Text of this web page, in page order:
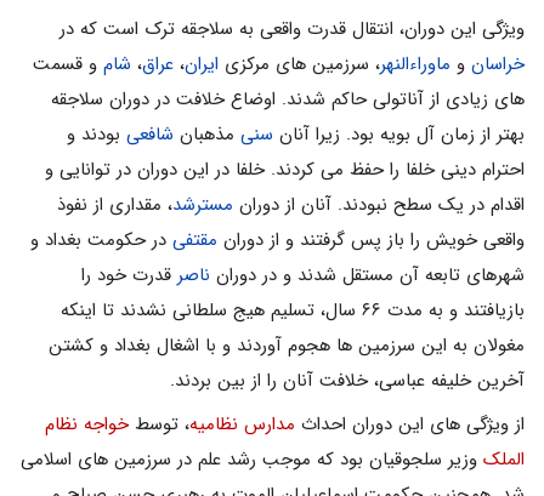
ویژگی این دوران، انتقال قدرت واقعی به سلاجقه ترک است که در
خراسان و ماوراءالنهر، سرزمین های مرکزی ایران، عراق، شام و قسمت
های زیادی از آناتولی حاکم شدند. اوضاع خلافت در دوران سلاجقه
بهتر از زمان آل بویه بود. زیرا آنان سنی مذهبان شافعی بودند و
احترام دینی خلفا را حفظ می کردند. خلفا در این دوران در توانایی و
اقدام در یک سطح نبودند. آنان از دوران مسترشد، مقداری از نفوذ
واقعی خویش را باز پس گرفتند و از دوران مقتفی در حکومت بغداد و
شهرهای تابعه آن مستقل شدند و در دوران ناصر قدرت خود را
بازیافتند و به مدت ۶۶ سال، تسلیم هیج سلطانی نشدند تا اینکه
مغولان به این سرزمین ها هجوم آوردند و با اشغال بغداد و کشتن
آخرین خلیفه عباسی، خلافت آنان را از بین بردند.
از ویژگی های این دوران احداث مدارس نظامیه، توسطخواجه نظام
الملک وزیر سلجوقیان بود که موجب رشد علم در سرزمین های اسلامی